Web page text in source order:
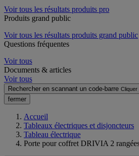
Voir tous les résultats produits pro
Produits grand public
Voir tous les résultats produits grand public
Questions fréquentes
Voir tous
Documents & articles
Voir tous
Rechercher en scannant un code-barre Cliquer
fermer
Accueil
Tableaux électriques et disjoncteurs
Tableau électrique
Porte pour coffret DRIVIA 2